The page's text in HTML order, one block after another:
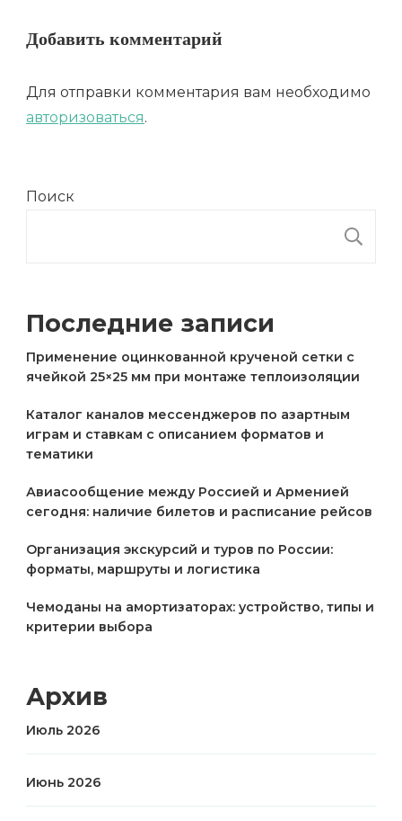
Добавить комментарий
Для отправки комментария вам необходимо
авторизоваться.
Поиск
Последние записи
Применение оцинкованной крученой сетки с
ячейкой 25×25 мм при монтаже теплоизоляции
Каталог каналов мессенджеров по азартным
играм и ставкам с описанием форматов и
тематики
Авиасообщение между Россией и Арменией
сегодня: наличие билетов и расписание рейсов
Организация экскурсий и туров по России:
форматы, маршруты и логистика
Чемоданы на амортизаторах: устройство, типы и
критерии выбора
Архив
Июль 2026
Июнь 2026